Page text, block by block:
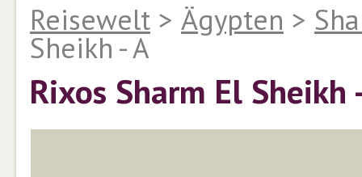
Reisewelt > Ägypten >
Sheikh - A
Rixos Sharm El Sheikh